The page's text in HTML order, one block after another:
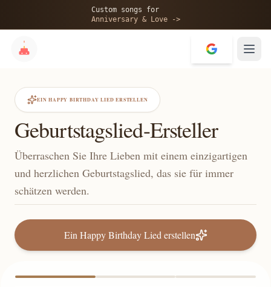
Custom songs for
Anniversary & Love ->
EIN HAPPY BIRTHDAY LIED ERSTELLEN
Geburtstagslied-Ersteller
Überraschen Sie Ihre Lieben mit einem einzigartigen
und herzlichen Geburtstagslied, das sie für immer
schätzen werden.
Ein Happy Birthday Lied erstellen